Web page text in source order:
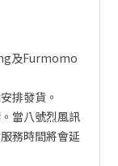
及Furmomo
排發貨。
當八號烈風訊
務時間將會延